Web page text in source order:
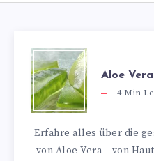
Aloe Vera
4Min
Erfahre alles über die
von Aloe Vera – von